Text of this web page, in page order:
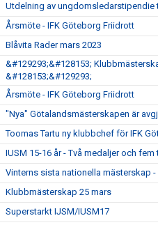
Utdelning av ungdomsledarstipendie
Årsmöte - IFK Göteborg Friidrott
Blåvita Rader mars 2023
&#129293;&#128153;
&#128153;&#129293;
Årsmöte - IFK Göteborg Friidrott
"Nya" Götalandsmästerskapen är
Toomas Tartu ny klubbchef för IFK
IUSM 15-16 år - Två medaljer och
Vinterns sista nationella mästerskap -
Klubbmästerskap 25 mars
Superstarkt IJSM/IUSM17